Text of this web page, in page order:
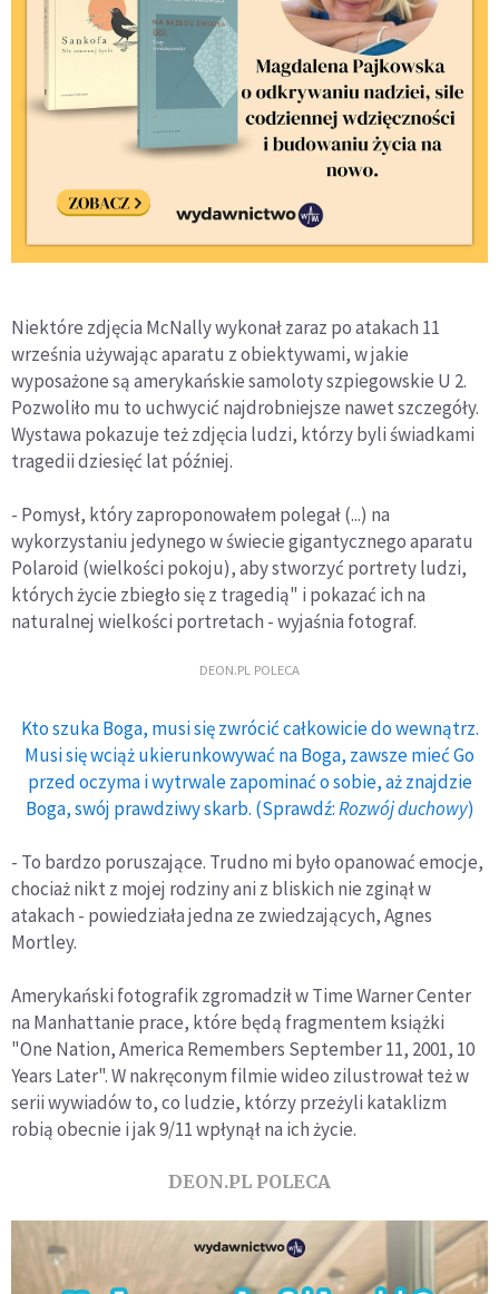
Niektóre zdjęcia McNally wykonał zaraz po atakach 11
września używając aparatu z obiektywami, w jakie
wyposażone są amerykańskie samoloty szpiegowskie U 2.
Pozwoliło mu to uchwycić najdrobniejsze nawet szczegóły.
Wystawa pokazuje też zdjęcia ludzi, którzy byli świadkami
tragedii dziesięć lat później.
- Pomysł, który zaproponowałem polegał (...) na
wykorzystaniu jedynego w świecie gigantycznego aparatu
Polaroid (wielkości pokoju), aby stworzyć portrety ludzi,
których życie zbiegło się z tragedią" i pokazać ich na
naturalnej wielkości portretach - wyjaśnia fotograf.
DEON.PL POLECA
Kto szuka Boga, musi się zwrócić całkowicie do wewnątrz.
Musi się wciąż ukierunkowywać na Boga, zawsze mieć Go
przed oczyma i wytrwale zapominać o sobie, aż znajdzie
Boga, swój prawdziwy skarb. (Sprawdź:Rozwój duchowy)
- To bardzo poruszające. Trudno mi było opanować emocje,
chociaż nikt z mojej rodziny ani z bliskich nie zginął w
atakach - powiedziała jedna ze zwiedzających, Agnes
Mortley.
Amerykański fotografik zgromadził w Time Warner Center
na Manhattanie prace, które będą fragmentem książki
"One Nation, America Remembers September 11, 2001, 10
Years Later". W nakręconym filmie wideo zilustrował też w
serii wywiadów to, co ludzie, którzy przeżyli kataklizm
robią obecnie i jak 9/11 wpłynął na ich życie.
DEON.PL POLECA